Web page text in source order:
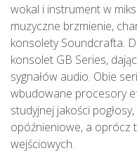
wokal i instrument w
muzyczne brzmienie,
konsolety Soundcrafta.
konsolet GB Series,
sygnałów audio. Obie
wbudowane procesory
studyjnej jakości
opóźnieniowe, a oprócz
wejściowych.